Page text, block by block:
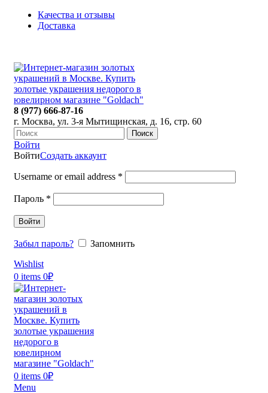
Качества и отзывы
Доставка
8 (977) 666-87-16
г. Москва, ул. 3-я Мытищинская, д. 16, стр. 60
Поиск
Войти
ВойтиСоздать аккаунт
Username or email address *
Пароль *
Войти
Забыл пароль?
Запомнить
Wishlist
0 items 0₽
0 items 0₽
Menu